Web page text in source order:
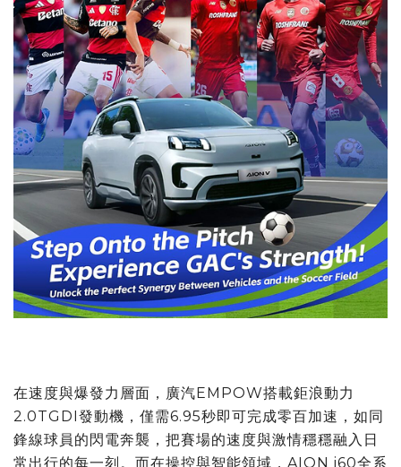
在速度與爆發力層面，廣汽EMPOW搭載鉅浪動力
2.0TGDI發動機，僅需6.95秒即可完成零百加速，如同
鋒線球員的閃電奔襲，把賽場的速度與激情穩穩融入日
常出行的每一刻。而在操控與智能領域，AION i60全系